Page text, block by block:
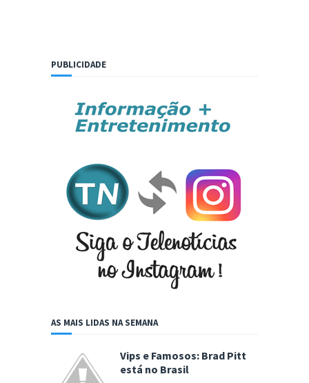
PUBLICIDADE
AS MAIS LIDAS NA SEMANA
Vips e Famosos: Brad Pitt
está no Brasil